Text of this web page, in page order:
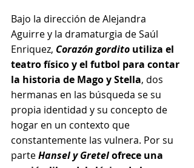
Bajo la dirección de Alejandra
Aguirre y la dramaturgia de Saúl
Enriquez, Corazón gordito utiliza el
teatro físico y el futbol para contar
la historia de Mago y Stella, dos
hermanas en las búsqueda se su
propia identidad y su concepto de
hogar en un contexto que
constantemente las vulnera. Por su
parteHansel y Gretel ofrece una